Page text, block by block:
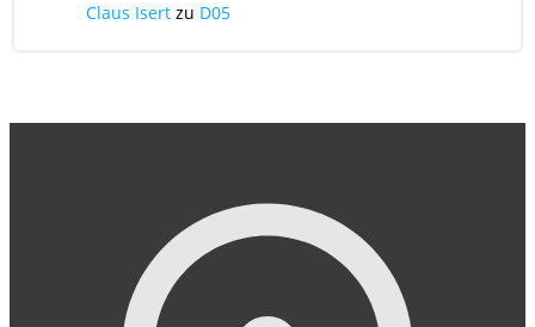
Claus Isert zu D05